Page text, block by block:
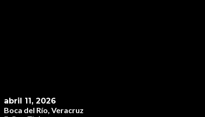
abril 11, 2026
Boca del Río, Veracruz